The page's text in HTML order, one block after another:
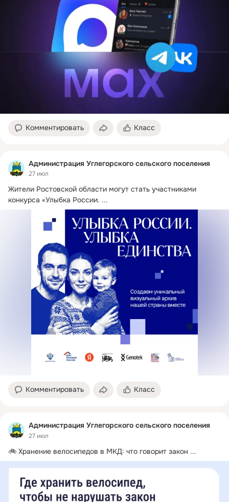
Комментировать Класс
Администрация Углегорского сельского поселения
27 июл
Жители Ростовской области могут стать участниками
конкурса «Улыбка России. ...
Комментировать Класс
Администрация Углегорского сельского поселения
27 июл
🚲 Хранение велосипедов в МКД: что говорит закон ...